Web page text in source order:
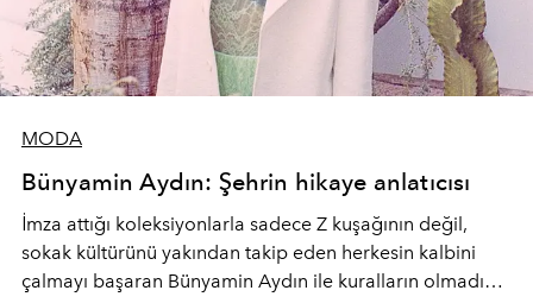
MODA
Bünyamin Aydın: Şehrin hikaye anlatıcısı
İmza attığı koleksiyonlarla sadece Z kuşağının değil,
sokak kültürünü yakından takip eden herkesin kalbini
çalmayı başaran Bünyamin Aydın ile kuralların olmadığı